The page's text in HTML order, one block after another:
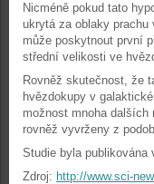
Nicméně pokud tato
ukrytá za oblaky prachu
může poskytnout první
střední velikosti ve
Rovněž skutečnost, že
hvězdokupy v
možnost mnoha
rovněž vyvrženy z
Studie byla publikována
Zdroj: http://www.sci-